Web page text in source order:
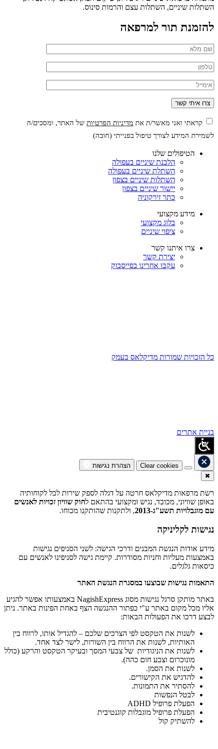
השתלות שיניים, השתלות עצם והרמות סינוס.
להזמנת תור למרפאה
קראתי ואני מאשר/ת את מדיניות הפרטיות של האתר, ומסכים/ה
לשמירת המידע לצורך טיפול בפנייתי (חובה)
הטיפולים שלנו
הלבנת שיניים בעפולה
השתלת שיניים בעפולה
השתלות שיניים בצפון
יישור שיניים בצפון
כתר זירקוניה
מידע מקצועי
בלוג מקצועי
ציפוי שיניים
צרו איתנו קשר
יצירת קשר
עקבו אחרינו בפייסבוק
כל הזכויות שמורות מדיקלאס בעמק
בניית אתרים
Clear cookies
הצהרת נגישות
✖
רשת מרפאות מדיקלאס חרטה על דגלה לספק שירות לכל לקוחותיה
באופן שוויוני, מכובד, נגיש ומקצועי בהתאם לחוק שוויון זכויות לאנשים
עם מוגבלויות תשע"ג-2013
, ולתקנות שהותקנו מכוחו.
נגישות לקליניקה
מידע אודות הנגשת המבנים ודרכי הגישה: לשני הסניפים נגישות
באמצעות מעליות וחניות מסודרות. קיימת גישה לסניפינו לאנשים עם
כיסאות גלגלים.
התאמות נגישות שבוצעו במסגרת הנגשת האתר
באתר מותקן סרגל נגישות מסוג NagishExpress באמצעותו אפשר להגיע
אליו מכל מקום באתר ע"י כפתור ההנגשה הצף באחת הפינות באתר. ניתן
לבצע דרכו את הפעולות הבאות:
לשנות את הטקסט לפי הצרכים שלכם – להגדיל אותו, לרווח בין
האותיות, לשנות את הרווח בין השורות, לישר לצד אחד.
לשנות את הניגודיות של צבעי המסך ובעיקר הטקסט והרקע (כולל
מונוכרום וצבע חום כהה).
לשנות את הסמן.
להדגיש את הקישורים.
להסתיר את התמונות.
לבטל הנפשות
הפעלת פרופיל ADHD
הפעלת פרופיל מוגבלות קוגנטיבית
להשתיק קול